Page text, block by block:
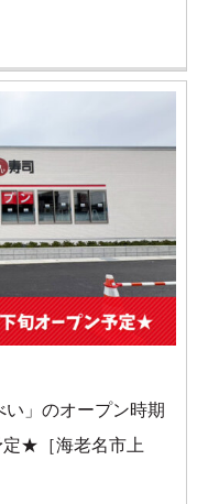
い」のオープン時期
定★［海老名市上